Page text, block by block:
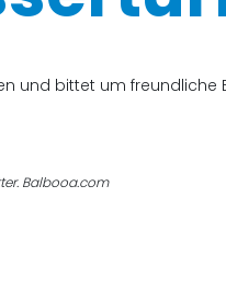
und bittet um
Balbooa.com